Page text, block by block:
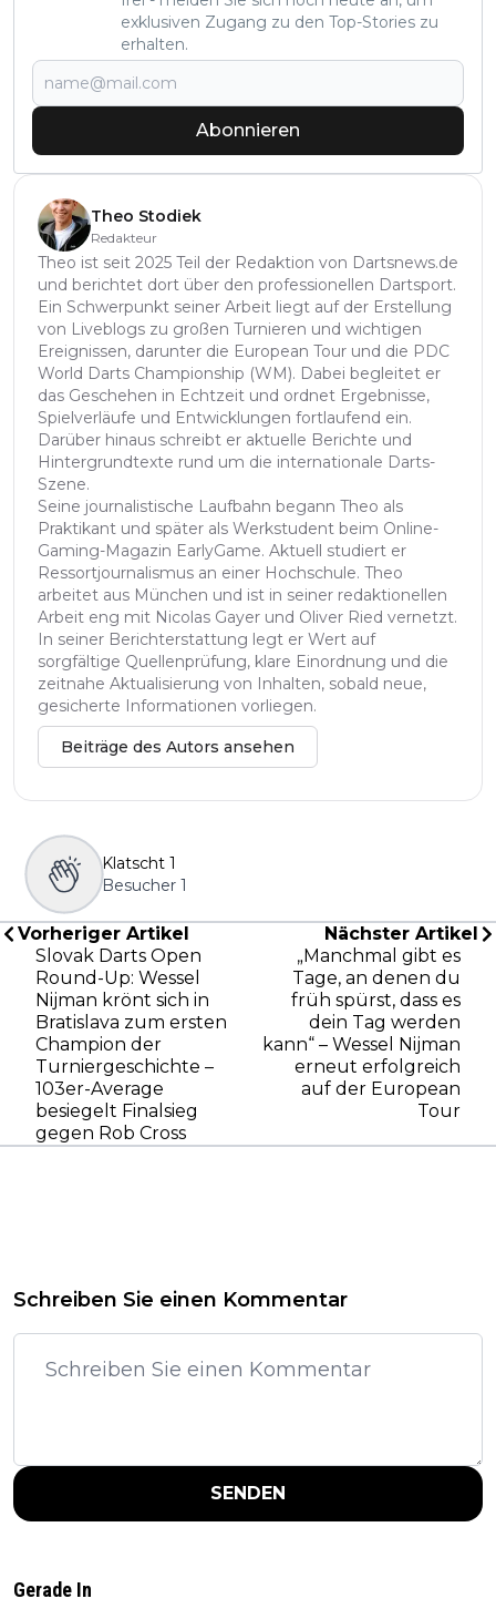
exklusiven Zugang zu den Top-Stories zu
erhalten.
Abonnieren
Theo Stodiek
Redakteur
Theo ist seit 2025 Teil der Redaktion von Dartsnews.de
und berichtet dort über den professionellen Dartsport.
Ein Schwerpunkt seiner Arbeit liegt auf der Erstellung
von Liveblogs zu großen Turnieren und wichtigen
Ereignissen, darunter die European Tour und die PDC
World Darts Championship (WM). Dabei begleitet er
das Geschehen in Echtzeit und ordnet Ergebnisse,
Spielverläufe und Entwicklungen fortlaufend ein.
Darüber hinaus schreibt er aktuelle Berichte und
Hintergrundtexte rund um die internationale Darts-
Szene.
Seine journalistische Laufbahn begann Theo als
Praktikant und später als Werkstudent beim Online-
Gaming-Magazin EarlyGame. Aktuell studiert er
Ressortjournalismus an einer Hochschule. Theo
arbeitet aus München und ist in seiner redaktionellen
Arbeit eng mit Nicolas Gayer und Oliver Ried vernetzt.
In seiner Berichterstattung legt er Wert auf
sorgfältige Quellenprüfung, klare Einordnung und die
zeitnahe Aktualisierung von Inhalten, sobald neue,
gesicherte Informationen vorliegen.
Beiträge des Autors ansehen
Klatscht 1
Besucher 1
Vorheriger Artikel
Slovak Darts Open
Round-Up: Wessel
Nijman krönt sich in
Bratislava zum ersten
Champion der
Turniergeschichte –
103er-Average
besiegelt Finalsieg
gegen Rob Cross
Nächster Artikel
„Manchmal gibt es
Tage, an denen du
früh spürst, dass es
dein Tag werden
kann“ – Wessel Nijman
erneut erfolgreich
auf der European
Tour
Schreiben Sie einen Kommentar
SENDEN
Gerade In